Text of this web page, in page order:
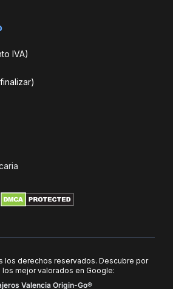
IVA)
los derechos reservados. Descubre por
los mejor valorados en Google:
Valencia Origin-Go®